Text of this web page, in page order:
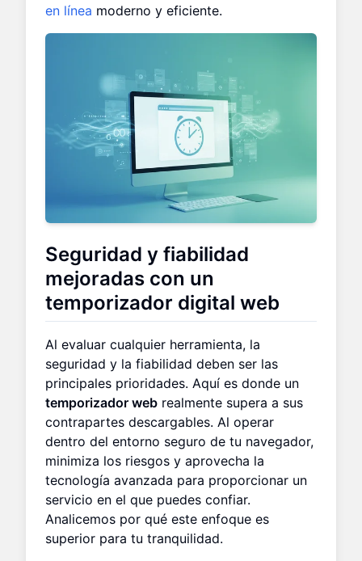
en línea moderno y eficiente.
Seguridad y fiabilidad
mejoradas con un
temporizador digital web
Al evaluar cualquier herramienta, la
seguridad y la fiabilidad deben ser las
principales prioridades. Aquí es donde un
temporizador web realmente supera a sus
contrapartes descargables. Al operar
dentro del entorno seguro de tu navegador,
minimiza los riesgos y aprovecha la
tecnología avanzada para proporcionar un
servicio en el que puedes confiar.
Analicemos por qué este enfoque es
superior para tu tranquilidad.